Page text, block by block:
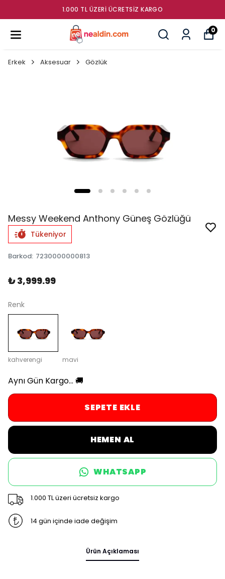
GÜMRÜK ÜRÜNLERI SATIŞ MAĞAZASI
0
Erkek Aksesuar Gözlük
Messy Weekend Anthony Güneş Gözlüğü
Tükeniyor
Barkod: 7230000000813
₺ 3,999.99
Renk
kahverengi mavi
Aynı Gün Kargo... 🚚
SEPETE EKLE
HEMEN AL
WHATSAPP
1.000 TL üzeri ücretsiz kargo
14 gün içinde iade değişim
Ürün Açıklaması